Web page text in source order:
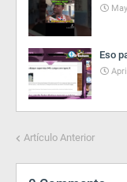
Eso
Artículo Anterior